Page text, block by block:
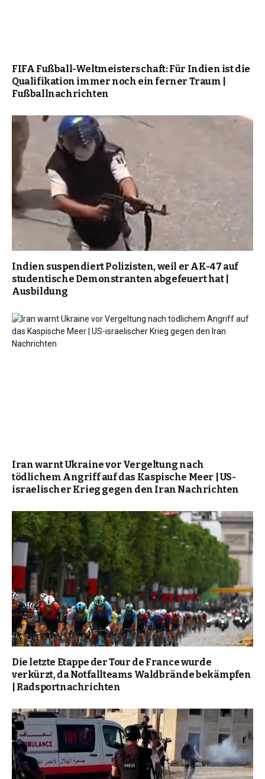
FIFA Fußball-Weltmeisterschaft: Für Indien ist die
Qualifikation immer noch ein ferner Traum |
Fußballnachrichten
Indien suspendiert Polizisten, weil er AK-47 auf
studentische Demonstranten abgefeuert hat |
Ausbildung
Iran warnt Ukraine vor Vergeltung nach
tödlichem Angriff auf das Kaspische Meer | US-
israelischer Krieg gegen den Iran Nachrichten
Die letzte Etappe der Tour de France wurde
verkürzt, da Notfallteams Waldbrände bekämpfen
| Radsportnachrichten